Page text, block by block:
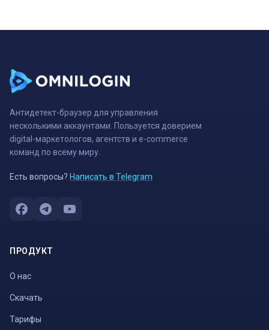
Антидетект-браузер для управления
несколькими аккаунтами. Пользуется доверием
digital-маркетологов, агентств и e-commerce
команд по всему миру.
Есть вопросы? Написать в Telegram
ПРОДУКТ
О нас
Скачать
Тарифы